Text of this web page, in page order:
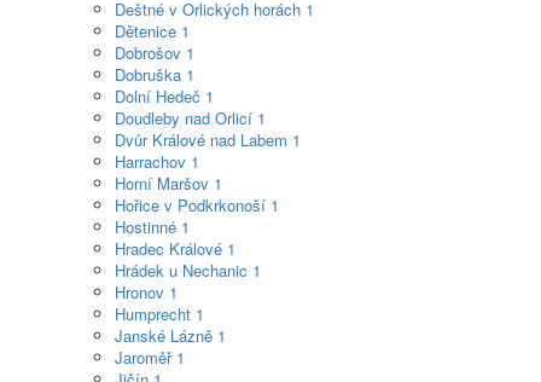
Deštné v Orlických horách 1
Dětenice 1
Dobrošov 1
Dobruška 1
Dolní Hedeč 1
Doudleby nad Orlicí 1
Dvůr Králové nad Labem 1
Harrachov 1
Horní Maršov 1
Hořice v Podkrkonoší 1
Hostinné 1
Hradec Králové 1
Hrádek u Nechanic 1
Hronov 1
Humprecht 1
Janské Lázně 1
Jaroměř 1